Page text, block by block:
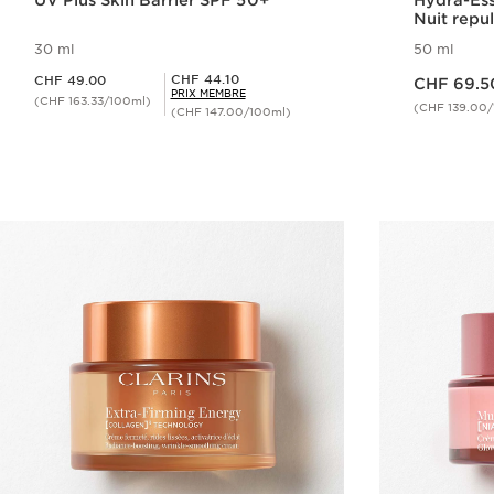
30 ml
CHF 49.00
(CHF 163.33/100ml)
Prix Sérénité CHF 44.10
CHF 44.10
PRIX MEMBRE
(CHF 147.00/100ml)
Nuit
50 ml
CHF
(CHF